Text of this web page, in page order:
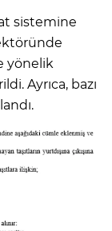
sistemine
yönelik
Ayrıca, bazı